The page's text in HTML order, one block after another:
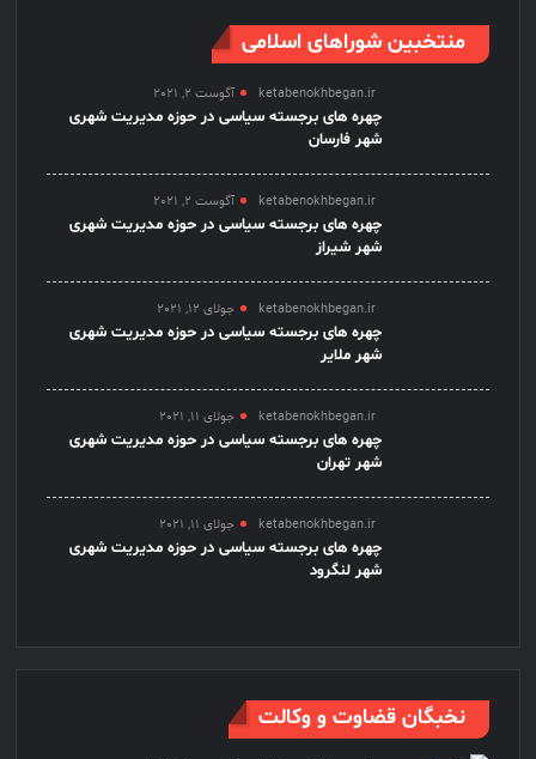
منتخبین شوراهای اسلامی
ketabenokhbegan.ir آگوست 2, 2021
چهره های برجسته سیاسی در حوزه مدیریت شهری
شهر فارسان
ketabenokhbegan.ir آگوست 2, 2021
چهره های برجسته سیاسی در حوزه مدیریت شهری
شهر شیراز
ketabenokhbegan.ir جولای 12, 2021
چهره های برجسته سیاسی در حوزه مدیریت شهری
شهر ملایر
ketabenokhbegan.ir جولای 11, 2021
چهره های برجسته سیاسی در حوزه مدیریت شهری
شهر تهران
ketabenokhbegan.ir جولای 11, 2021
چهره های برجسته سیاسی در حوزه مدیریت شهری
شهر لنگرود
نخبگان قضاوت و وکالت